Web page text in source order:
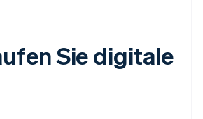
Sie digitale